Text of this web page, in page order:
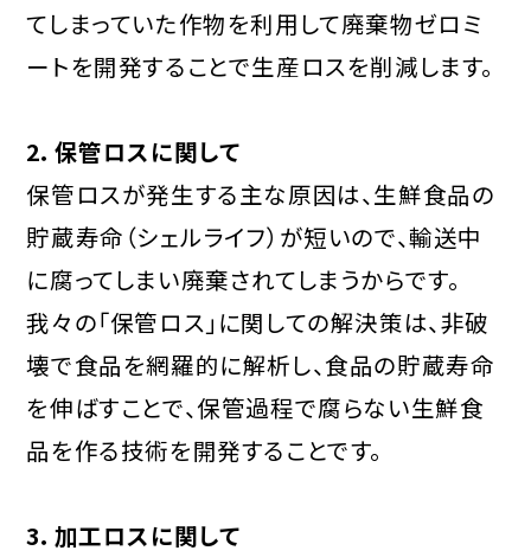
てしまっていた作物を利用して廃棄物ゼロミ
ートを開発することで生産ロスを削減します。
2．保管ロスに関して
保管ロスが発生する主な原因は、生鮮食品の
貯蔵寿命（シェルライフ）が短いので、輸送中
に腐ってしまい廃棄されてしまうからです。
我々の「保管ロス」に関しての解決策は、非破
壊で食品を網羅的に解析し、食品の貯蔵寿命
を伸ばすことで、保管過程で腐らない生鮮食
品を作る技術を開発することです。
3．加工ロスに関して